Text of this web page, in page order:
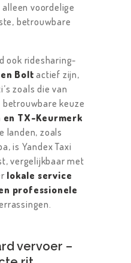
voordelige
betrouwbare
ook ridesharing-
Bolt actief zijn,
zoals die van
betrouwbare keuze
TX-Keurmerk
landen, zoals
is Yandex Taxi
vergelijkbaar met
lokale service
professionele
vervoer –